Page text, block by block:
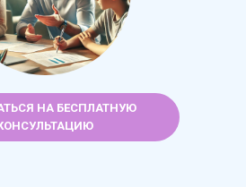
НА БЕСПЛАТНУЮ